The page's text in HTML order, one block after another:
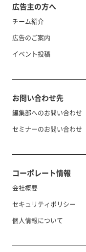
広告主の方へ
チーム紹介
広告のご案内
イベント投稿
お問い合わせ先
編集部へのお問い合わせ
セミナーのお問い合わせ
コーポレート情報
会社概要
セキュリティポリシー
個人情報について